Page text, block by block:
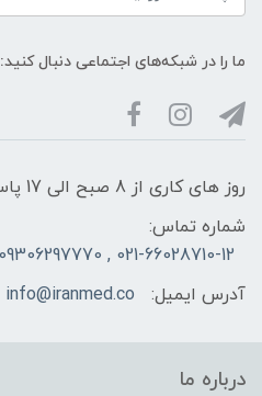
ما را در شبکه‌های اجتماعی دنبال کنید:
روز های کاری از 8 صبح الی 17 پاسخگوی شما هستیم
شماره تماس:
021-66028710-12 , 09306297770 , 09104948010
آدرس ایمیل:
info@iranmed.co
درباره ما